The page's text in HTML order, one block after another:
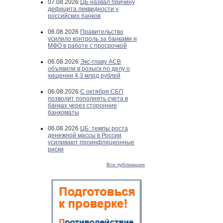
07.08.2026 ЦБ назвал причину
дефицита ликвидности у
российских банков
06.08.2026 Правительство
усилило контроль за банками и
МФО в работе с просрочкой
06.08.2026 Экс-главу АСВ
объявили в розыск по делу о
хищении 4,3 млрд рублей
06.08.2026 С октября СБП
позволит пополнять счета в
банках через сторонние
банкоматы
06.08.2026 ЦБ: темпы роста
денежной массы в России
усиливают проинфляционные
риски
Все публикации